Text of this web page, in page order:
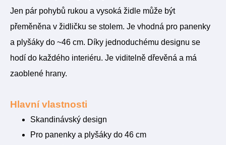
Jen pár pohybů rukou a vysoká židle může být
přeměněna v židličku se stolem. Je vhodná pro panenky
a plyšáky do ~46 cm. Díky jednoduchému designu se
hodí do každého interiéru. Je viditelně dřevěná a má
zaoblené hrany.
Hlavní vlastnosti
Skandinávský design
Pro panenky a plyšáky do 46 cm